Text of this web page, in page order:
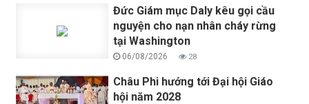
Đức Giám mục Daly kêu gọi cầu
nguyện cho nạn nhân cháy rừng
tại Washington
06/08/2026 28
Châu Phi hướng tới Đại hội Giáo
hội năm 2028